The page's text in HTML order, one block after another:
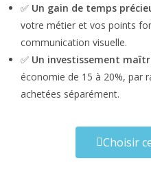
✅ Un gain de temps
votre métier et vos points
communication visuelle.
✅ Un investissement
économie de 15 à 20%, par
achetées séparément.
Choisir